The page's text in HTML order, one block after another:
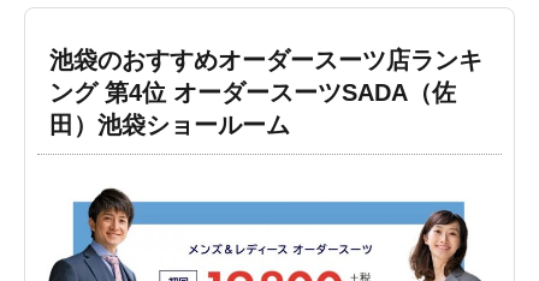
池袋のおすすめオーダースーツ店ランキ
ング 第4位 オーダースーツSADA（佐
田）池袋ショールーム